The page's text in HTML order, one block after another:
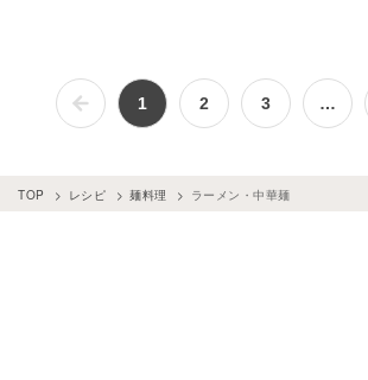
1 2 3 …
TOP レシピ 麺料理 ラーメン・中華麺